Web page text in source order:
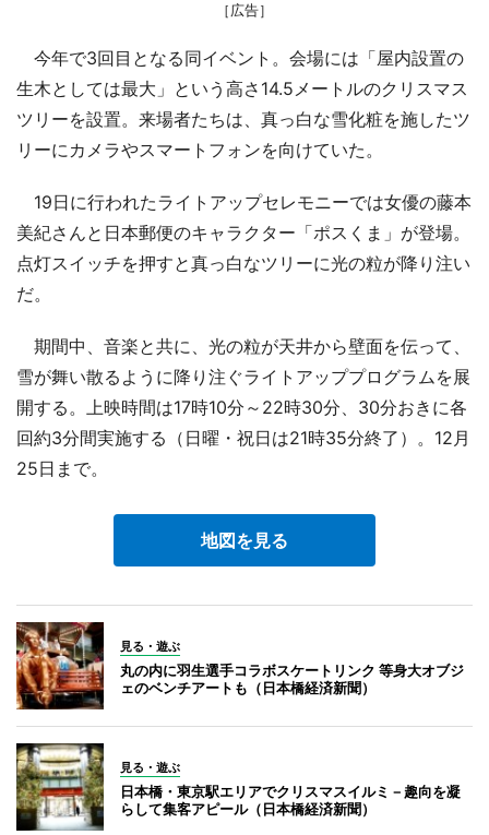
［広告］
今年で3回目となる同イベント。会場には「屋内設置の
生木としては最大」という高さ14.5メートルのクリスマス
ツリーを設置。来場者たちは、真っ白な雪化粧を施したツ
リーにカメラやスマートフォンを向けていた。
19日に行われたライトアップセレモニーでは女優の藤本
美紀さんと日本郵便のキャラクター「ポスくま」が登場。
点灯スイッチを押すと真っ白なツリーに光の粒が降り注い
だ。
期間中、音楽と共に、光の粒が天井から壁面を伝って、
雪が舞い散るように降り注ぐライトアッププログラムを展
開する。上映時間は17時10分～22時30分、30分おきに各
回約3分間実施する（日曜・祝日は21時35分終了）。12月
25日まで。
地図を見る
見る・遊ぶ
丸の内に羽生選手コラボスケートリンク 等身大オブジ
ェのベンチアートも（日本橋経済新聞）
見る・遊ぶ
日本橋・東京駅エリアでクリスマスイルミ－趣向を凝
らして集客アピール（日本橋経済新聞）